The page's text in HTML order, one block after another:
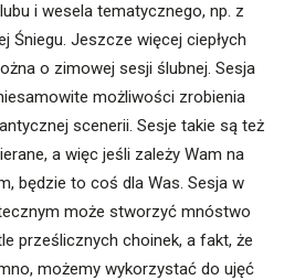
i wesela tematycznego, np. z
Śniegu. Jeszcze więcej ciepłych
o zimowej sesji ślubnej. Sesja
możliwości zrobienia
scenerii. Sesje takie są też
a więc jeśli zależy Wam na
będzie to coś dla Was. Sesja w
może stworzyć mnóstwo
prześlicznych choinek, a fakt, że
możemy wykorzystać do ujęć